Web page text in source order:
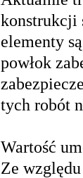
konstrukcji
elementy
powłok
tych robót
Wartość
Ze